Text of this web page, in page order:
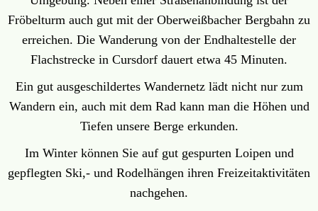
Fröbelturm auch gut mit der Oberweißbacher Bergbahn zu
erreichen. Die Wanderung von der Endhaltestelle der
Flachstrecke in Cursdorf dauert etwa 45 Minuten.
Ein gut ausgeschildertes Wandernetz lädt nicht nur zum
Wandern ein, auch mit dem Rad kann man die Höhen und
Tiefen unsere Berge erkunden.
Im Winter können Sie auf gut gespurten Loipen und
gepflegten Ski,- und Rodelhängen ihren Freizeitaktivitäten
nachgehen.